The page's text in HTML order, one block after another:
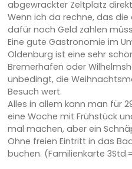
abgewrackter Zeltplatz
Wenn ich da rechne, das
dafür noch Geld zahlen
Eine gute Gastronomie im
Oldenburg ist eine sehr
Bremerhafen oder
unbedingt, die
Besuch wert.
Alles in allem kann man für
eine Woche mit Frühstück
mal machen, aber ein
Ohne freien Eintritt in das
buchen. (Familienkarte